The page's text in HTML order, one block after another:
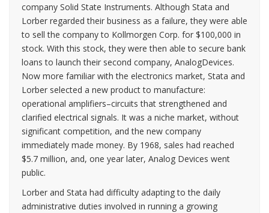
company Solid State Instruments. Although Stata and
Lorber regarded their business as a failure, they were able
to sell the company to Kollmorgen Corp. for $100,000 in
stock. With this stock, they were then able to secure bank
loans to launch their second company, AnalogDevices.
Now more familiar with the electronics market, Stata and
Lorber selected a new product to manufacture:
operational amplifiers–circuits that strengthened and
clarified electrical signals. It was a niche market, without
significant competition, and the new company
immediately made money. By 1968, sales had reached
$5.7 million, and, one year later, Analog Devices went
public.
Lorber and Stata had difficulty adapting to the daily
administrative duties involved in running a growing